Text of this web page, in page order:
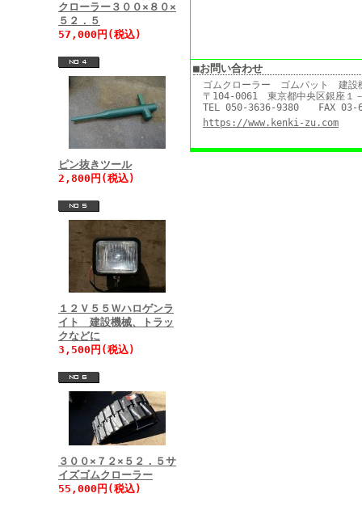
クローラー３００×８０×
５２．５
57,000円(税込)
ピン抜きツール
2,800円(税込)
１２Ｖ５５Ｗハロゲンラ
イト 建設機械、トラッ
クなどに
3,500円(税込)
３００×７２×５２．５サ
イズゴムクローラー
55,000円(税込)
■お問い合わせ
ゴムクローラー ゴムパット 建
〒104-0061 東京都中央区銀座１
TEL 050-3636-9380 FAX 03-
https://www.kenki-zu.com